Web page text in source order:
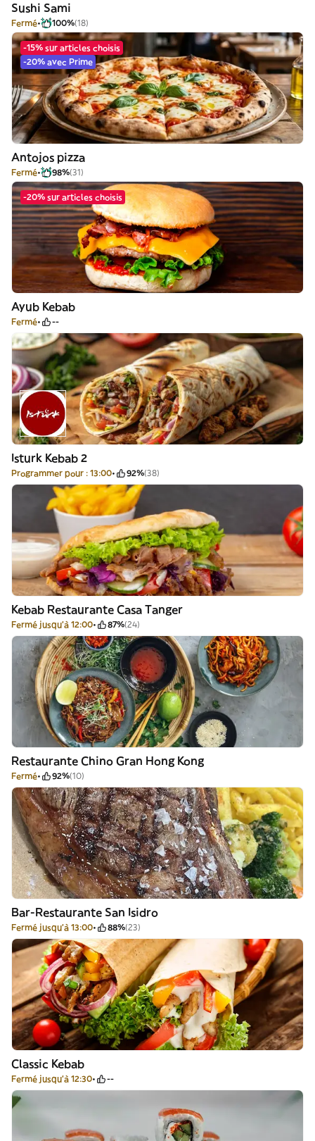
Sushi Sami
Fermé 100%(18)
-15% sur articles choisis
-20% avec Prime
Antojos pizza
Fermé 98%(31)
-20% sur articles choisis
Ayub Kebab
Fermé --
Isturk Kebab 2
Programmer pour : 13:00 92%(38)
Kebab Restaurante Casa Tanger
Fermé jusqu'à 12:00 87%(24)
Restaurante Chino Gran Hong Kong
Fermé 92%(10)
Bar-Restaurante San Isidro
Fermé jusqu'à 13:00 88%(23)
Classic Kebab
Fermé jusqu'à 12:30 --